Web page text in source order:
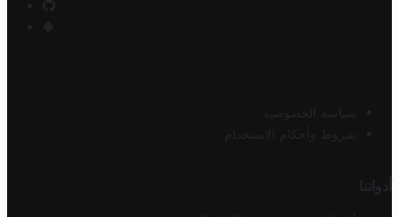
سياسة الخصوصية
شروط وأحكام الاستخدام
أدواتنا